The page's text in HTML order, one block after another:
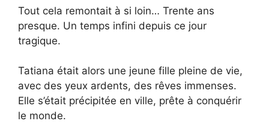
Tout cela remontait à si loin… Trente ans
presque. Un temps infini depuis ce jour
tragique.
Tatiana était alors une jeune fille pleine de vie,
avec des yeux ardents, des rêves immenses.
Elle s’était précipitée en ville, prête à conquérir
le monde.